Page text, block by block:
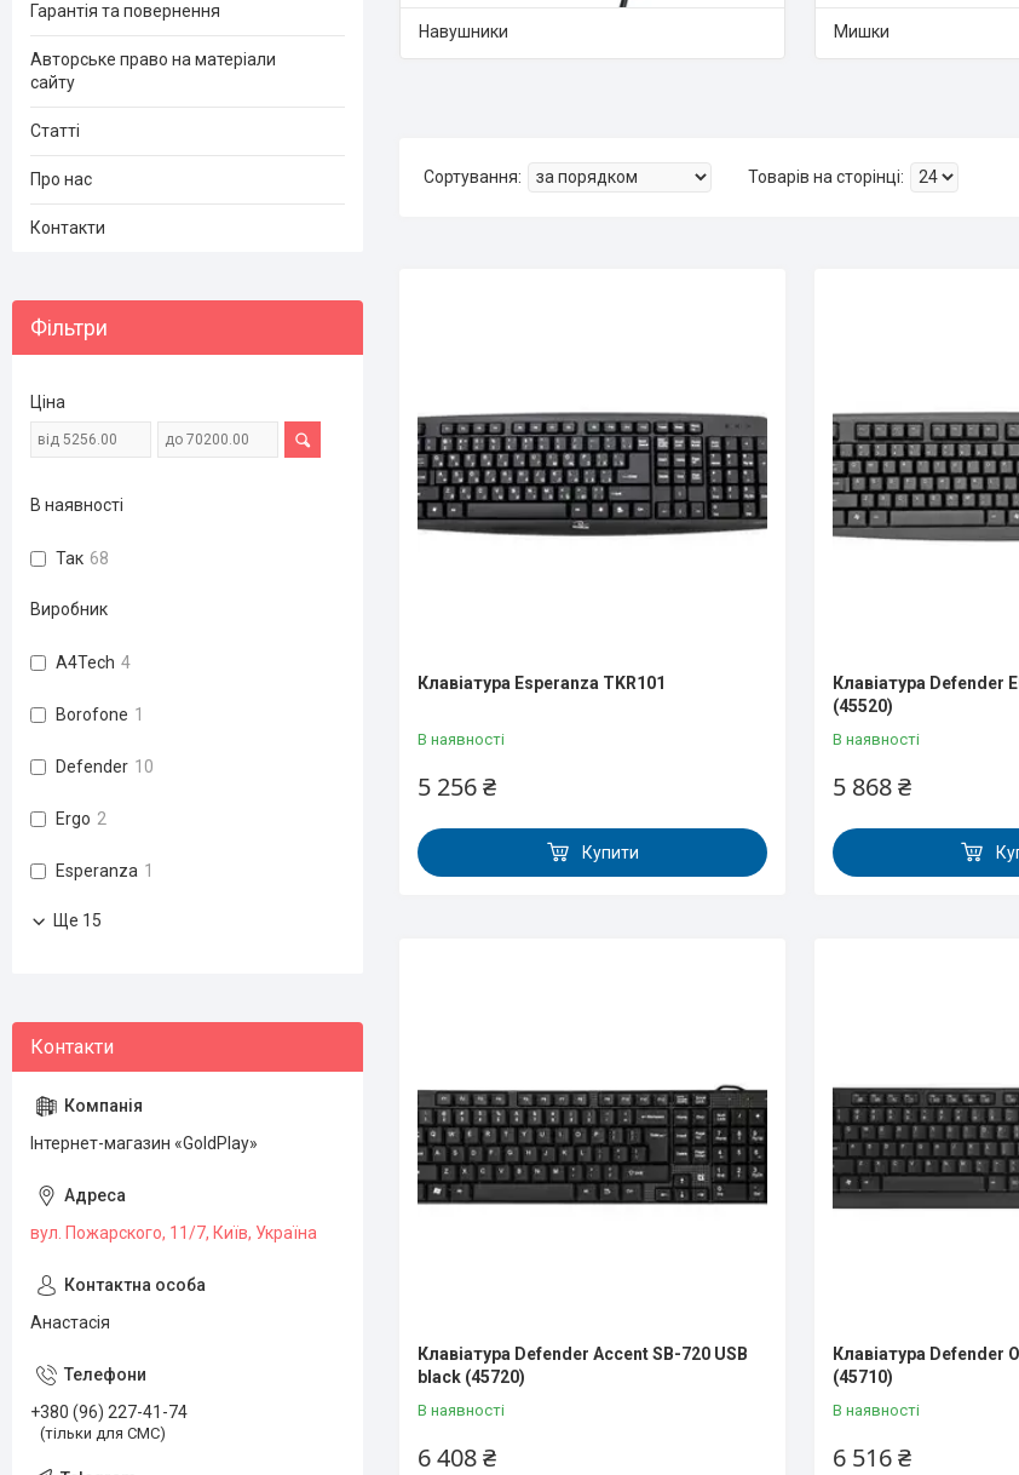
Навушники Мишки
Клавіатура Esperanza TKR101
В наявності
5 256 ₴
Купити
Клавіатура Defender
(45520)
В наявності
5 868 ₴
Клавіатура Defender Accent SB-720 USB
black (45720)
В наявності
6 408 ₴
Клавіатура Defender
(45710)
В наявності
6 516 ₴
Гарантія та повернення
Авторське право на матеріали
сайту
Статті
Про нас
Контакти
Фільтри
Ціна
В наявності
Так 68
Виробник
A4Tech 4
Borofone 1
Defender 10
Ergo 2
Esperanza 1
Ще 15
Інтернет-магазин «GoldPlay»
вул. Пожарского, 11/7, Київ, Україна
Анастасія
+380 (96) 227-41-74
(тільки для СМС)